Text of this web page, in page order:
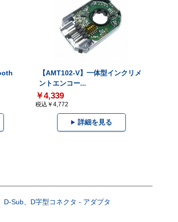
【AMT102-V】一体型インクリメ
ントエンコー...
￥4,339
税込￥4,772
詳細を見る
D-Sub、D字型コネクタ - アダプタ